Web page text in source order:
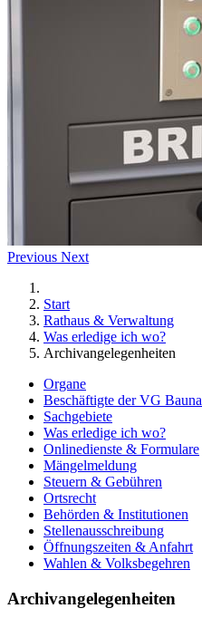
Previous Next
Start
Rathaus & Verwaltung
Was erledige ich wo?
Archivangelegenheiten
Organe
Beschäftigte der VG
Sachgebiete
Was erledige ich wo?
Onlinedienste & Formulare
Mängelmeldung
Steuern & Gebühren
Ortsrecht
Behörden & Institutionen
Stellenausschreibung
Öffnungszeiten & Anfahrt
Wahlen & Volksbegehren
Archivangelegenheiten